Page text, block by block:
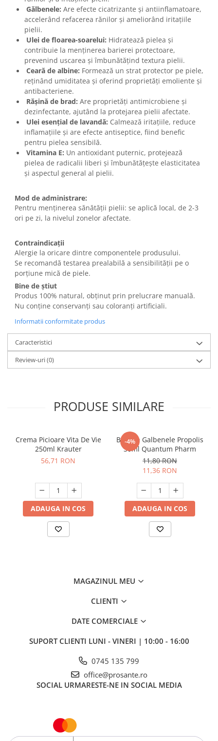
Gălbenele: Are efecte cicatrizante și antiinflamatoare,
accelerând refacerea rănilor și ameliorând iritațiile
pielii.
Ulei de floarea-soarelui: Hidratează pielea și
contribuie la menținerea barierei protectoare,
prevenind uscarea și îmbunătățind textura pielii.
Ceară de albine: Formează un strat protector pe piele,
reținând umiditatea și oferind proprietăți emoliente și
antibacteriene.
Rășină de brad: Are proprietăți antimicrobiene și
dezinfectante, ajutând la protejarea pielii afectate.
Ulei esențial de lavandă: Calmează iritațiile, reduce
inflamațiile și are efecte antiseptice, fiind benefic
pentru pielea sensibilă.
Vitamina E: Un antioxidant puternic, protejează
pielea de radicalii liberi și îmbunătățește elasticitatea
și aspectul general al pielii.
Mod de administrare:
Pentru menţinerea sănătăţii pielii: se aplică local, de 2-3
ori pe zi, la nivelul zonelor afectate.
Contraindicații
Alergie la oricare dintre componentele produsului.
Se recomandă testarea prealabilă a sensibilităţii pe o
porţiune mică de piele.
Bine de știut
Produs 100% natural, obținut prin prelucrare manuală.
Nu conţine conservanţi sau coloranţi artificiali.
Informatii conformitate produs
Caracteristici
Review-uri(0)
PRODUSE SIMILARE
Crema Picioare Vita De Vie
250ml Krauter
56,71 RON
ADAUGA IN COS
-4%
Balsam Galbenele Propolis
30ml Quantum Pharm
11,80 RON
11,36 RON
ADAUGA IN COS
MAGAZINUL MEU
CLIENTI
DATE COMERCIALE
SUPORT CLIENTI LUNI - VINERI | 10:00 - 16:00
0745 135 799
office@prosante.ro
SOCIAL URMARESTE-NE IN SOCIAL MEDIA